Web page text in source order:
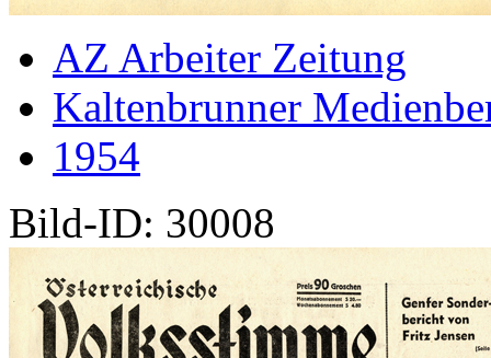
AZ Arbeiter Zeitung
Kaltenbrunner
1954
Bild-ID: 30008